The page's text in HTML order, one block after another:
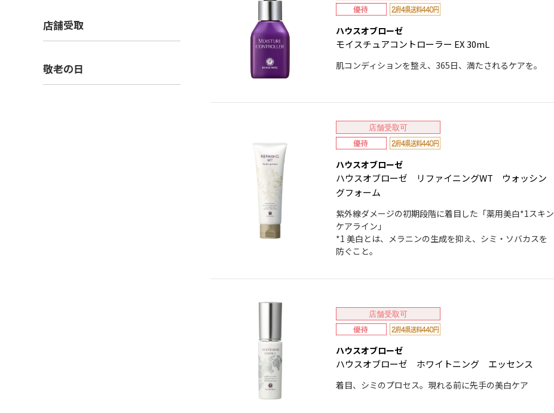
店舗受取
敬老の日
ハウスオブローゼ
モイスチュアコントローラー EX 30mL
肌コンディションを整え、365日、満たされるケアを。
店舗受取可
ハウスオブローゼ
ハウスオブローゼ リファイニングWT ウォッシン
グフォーム
紫外線ダメージの初期段階に着目した「薬用美白*1スキン
ケアライン」
*1 美白とは、メラニンの生成を抑え、シミ・ソバカスを
防ぐこと。
店舗受取可
ハウスオブローゼ
ハウスオブローゼ ホワイトニング エッセンス
着目、シミのプロセス。現れる前に先手の美白ケア